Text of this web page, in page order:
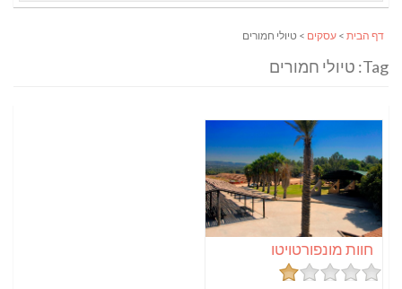
דף הבית > עסקים > טיולי חמורים
Tag: טיולי חמורים
חוות מונפורטויטו